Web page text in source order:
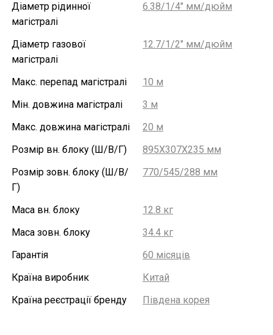
Діаметр рідинної
магістралі
6.38/1/4" мм/дюйм
Діаметр газової
магістралі
12.7/1/2″ мм/дюйм
Макс. перепад магістралі
10 м
Мін. довжина магістралі
3 м
Макс. довжина магістралі
20 м
Розмір вн. блоку (Ш/В/Г)
895X307X235 мм
Розмір зовн. блоку (Ш/В/
Г)
770/545/288 мм
Маса вн. блоку
12.8 кг
Маса зовн. блоку
34.4 кг
Гарантія
60 місяців
Країна виробник
Китай
Країна реєстрації бренду
Південа корея